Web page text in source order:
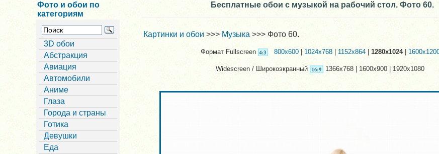
Фото и обои по
категориям
3D обои
Абстракция
Авиация
Автомобили
Аниме
Глаза
Города и страны
Готика
Девушки
Еда
Бесплатные обои с музыкой на рабочий стол. Фото 60.
Картинки и обои>>>Музыка >>> Фото 60.
Формат Fullscreen 800x600|1024x768| 1152x864|1280x1024|
Widescreen / Широкоэкранный 1366x768 | 1600x900 | 1920x1080